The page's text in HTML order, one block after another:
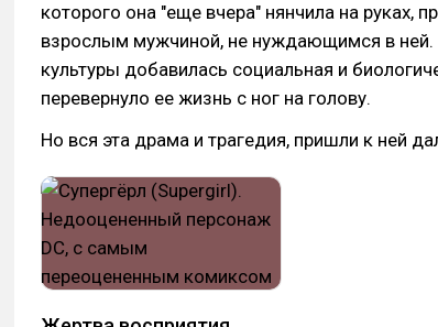
которого она "еще вчера" нянчила на руках,
взрослым мужчиной, не нуждающимся в ней.
культуры добавилась социальная и
перевернуло ее жизнь с ног на голову.
Но вся эта драма и трагедия, пришли к ней